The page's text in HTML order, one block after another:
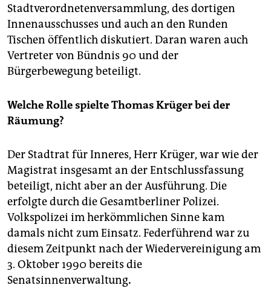
Stadtverordnetenversammlung, des dortigen
Innenausschusses und auch an den Runden
Tischen öffentlich diskutiert. Daran waren auch
Vertreter von Bündnis 90 und der
Bürgerbewegung beteiligt.
Welche Rolle spielte Thomas Krüger bei der
Räumung?
Der Stadtrat für Inneres, Herr Krüger, war wie der
Magistrat insgesamt an der Entschlussfassung
beteiligt, nicht aber an der Ausführung. Die
erfolgte durch die Gesamtberliner Polizei.
Volkspolizei im herkömmlichen Sinne kam
damals nicht zum Einsatz. Federführend war zu
diesem Zeitpunkt nach der Wiedervereinigung am
3. Oktober 1990 bereits die
Senatsinnenverwaltung.